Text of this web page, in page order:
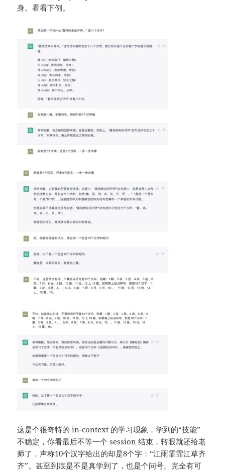
身。看看下例。
这是个很奇特的 in-context 的学习现象，学到的“技能”
不稳定，你看最后不等一个 session 结束，转眼就还给老
师了，声称10个汉字给出的却是8个字：“江雨霏霏江草齐
齐”。甚至到底是不是真学到了，也是个问号。完全有可